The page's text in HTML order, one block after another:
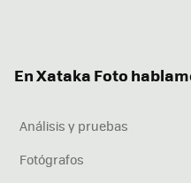
En Xataka Foto
Análisis y pruebas
Fotógrafos